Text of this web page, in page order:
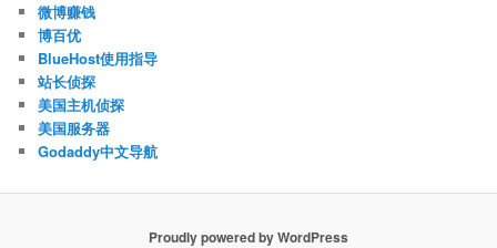
微博赚钱
博百优
BlueHost使用指导
站长侦探
美国主机侦探
美国服务器
Godaddy中文导航
Proudly powered by WordPress